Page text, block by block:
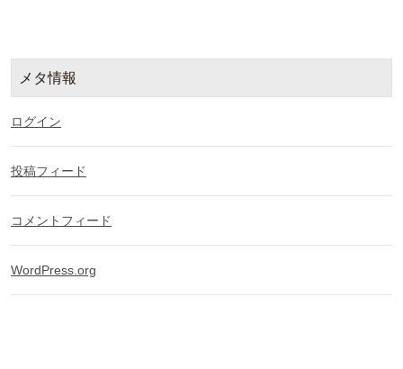
メタ情報
ログイン
投稿フィード
コメントフィード
WordPress.org